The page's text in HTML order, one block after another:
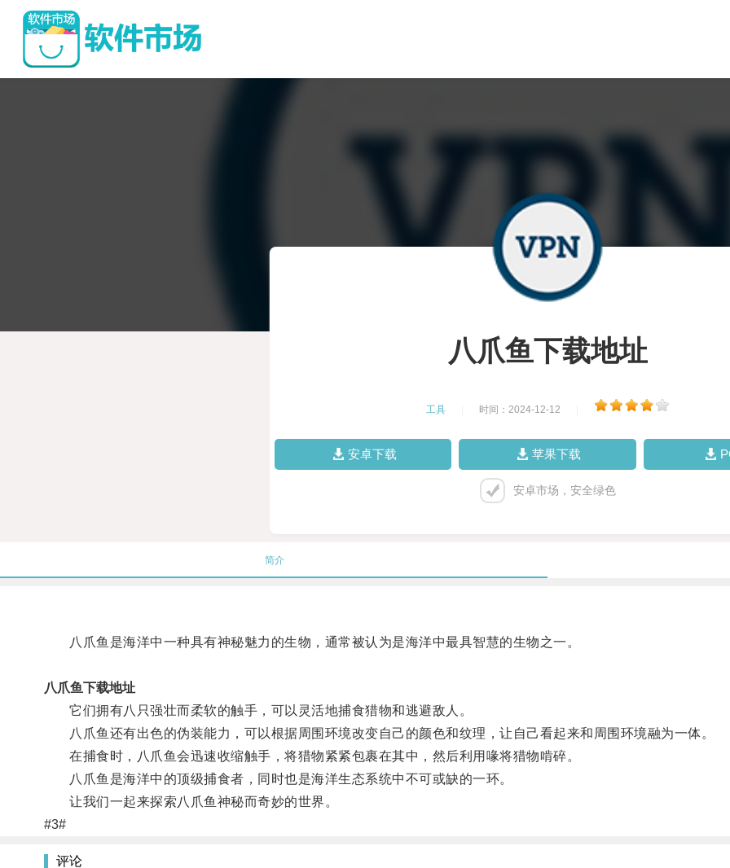
八爪鱼下载地址
工具 时间：2024-12-12
安卓下载 苹果下载
安卓市场，安全绿色
简介
八爪鱼是海洋中一种具有神秘魅力的生物，通常被认为是海洋中最具智慧的生物之一。
八爪鱼下载地址
它们拥有八只强壮而柔软的触手，可以灵活地捕食猎物和逃避敌人。
八爪鱼还有出色的伪装能力，可以根据周围环境改变自己的颜色和纹理，让自己看起来和周围环境融为一体。
在捕食时，八爪鱼会迅速收缩触手，将猎物紧紧包裹在其中，然后利用喙将猎物啃碎。
八爪鱼是海洋中的顶级捕食者，同时也是海洋生态系统中不可或缺的一环。
让我们一起来探索八爪鱼神秘而奇妙的世界。
#3#
评论